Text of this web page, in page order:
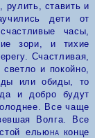
рулить, ставить и
дети от
часы,
зори, и тихие
Счастливая,
и покойно,
или обиды, то
и добро будут
Все чаще
Волга. Все
ельюна конце